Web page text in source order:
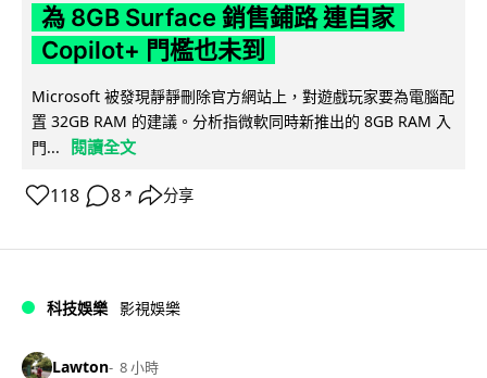
為 8GB Surface 銷售鋪路 連自家
Copilot+ 門檻也未到
Microsoft 被發現靜靜刪除官方網站上，對遊戲玩家要為電腦配
置 32GB RAM 的建議。分析指微軟同時新推出的 8GB RAM 入
門...
閱讀全文
118 8 ↗ 分享
科技娛樂 影視娛樂
Lawton 8 小時